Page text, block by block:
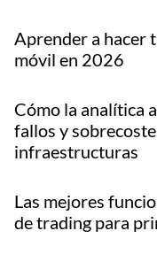
Aprender a hacer
móvil en 2026
Cómo la analítica
fallos y
infraestructuras
Las mejores
de trading para